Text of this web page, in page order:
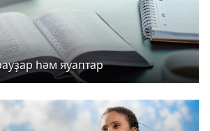
һәм яуаптар